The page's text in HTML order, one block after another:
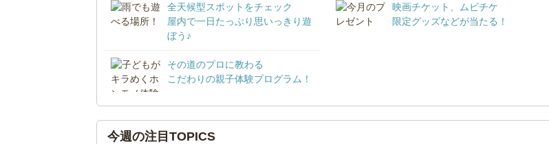
全天候型スポットをチェック
屋内で一日たっぷり思いっきり遊
ぼう♪
映画チケット、ムビチケ
限定グッズなどが当たる！
その道のプロに教わる
こだわりの親子体験プログラム！
今週の注目TOPICS